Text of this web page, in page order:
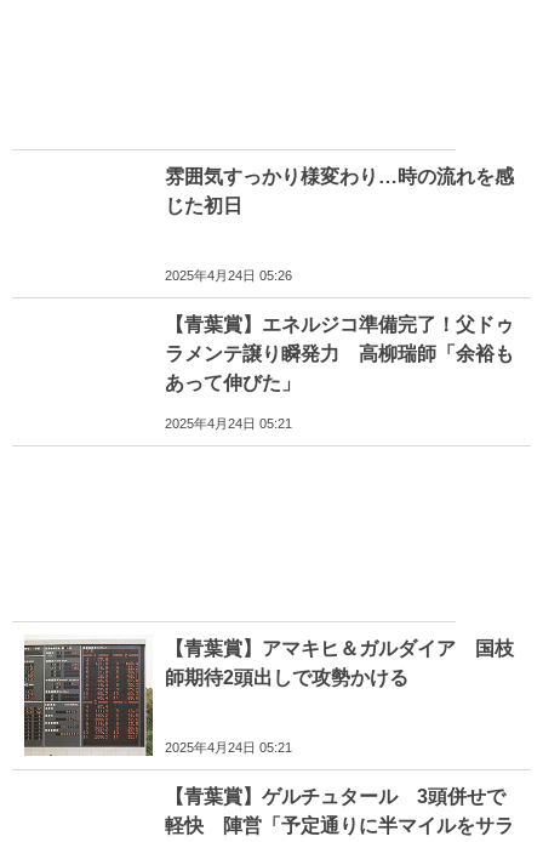
雰囲気すっかり様変わり…時の流れを感
じた初日
2025年4月24日 05:26
【青葉賞】エネルジコ準備完了！父ドゥ
ラメンテ譲り瞬発力 高柳瑞師「余裕も
あって伸びた」
2025年4月24日 05:21
【青葉賞】アマキヒ＆ガルダイア 国枝
師期待2頭出しで攻勢かける
2025年4月24日 05:21
【青葉賞】ゲルチュタール 3頭併せで
軽快 陣営「予定通りに半マイルをサラ